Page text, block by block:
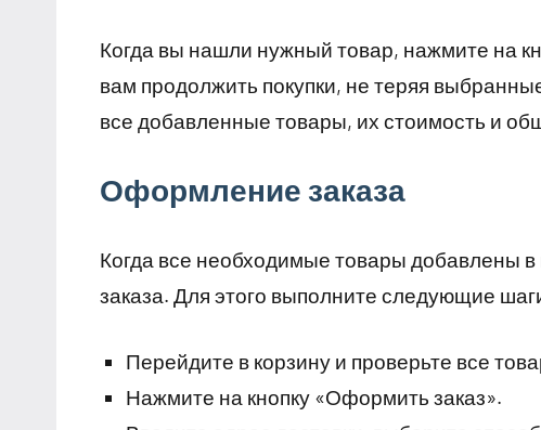
Когда вы нашли нужный товар, нажмите на
вам продолжить покупки, не теряя
все добавленные товары, их стоимость и
Оформление заказа
Когда все необходимые товары добавлены
заказа. Для этого выполните следующие
Перейдите в корзину и проверьте все
Нажмите на кнопку «Оформить заказ».